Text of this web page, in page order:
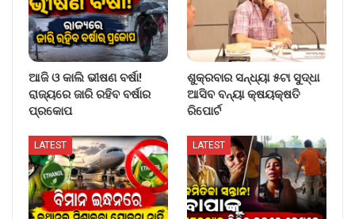
ଆଜି ଓ କାଲି ଭୀଷଣ ବର୍ଷା!
ରାଜ୍ୟରେ ଜାରି ରହିବ ବର୍ଷାର
ପ୍ରକୋପ
ଶୁକ୍ରବାର ସନ୍ଧ୍ୟା ୫ଟା ସୁଦ୍ଧା
ଆସିବ ବନ୍ୟା କ୍ଷୟକ୍ଷତି
ରିପୋର୍ଟ
LATEST LATEST